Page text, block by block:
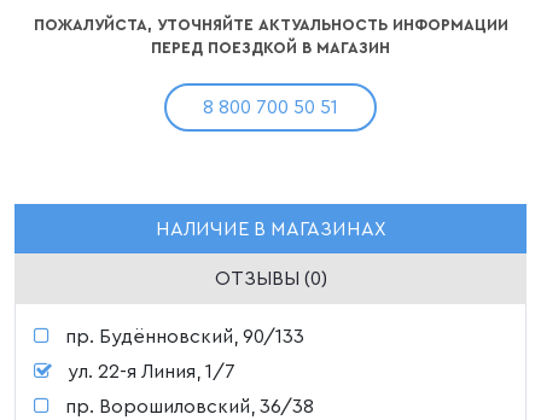
ПОЖАЛУЙСТА, УТОЧНЯЙТЕ АКТУАЛЬНОСТЬ ИНФОРМАЦИИ
ПЕРЕД ПОЕЗДКОЙ В МАГАЗИН
8 800 700 50 51
НАЛИЧИЕ В МАГАЗИНАХ
ОТЗЫВЫ (0)
пр. Будённовский, 90/133
ул. 22-я Линия, 1/7
пр. Ворошиловский, 36/38